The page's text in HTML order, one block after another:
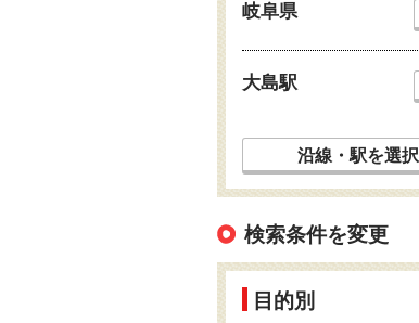
岐阜県
大島駅
沿線・駅を選択
検索条件を変更
目的別